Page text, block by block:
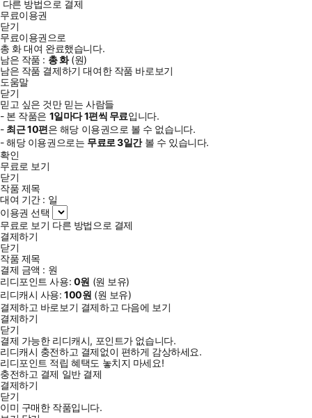
다른 방법으로 결제
무료이용권
닫기
무료이용권으로
총 화대여 완료했습니다.
남은 작품 : 총화(원)
남은 작품 결제하기 대여한 작품 바로보기
도움말
닫기
믿고 싶은 것만 믿는 사람들
- 본 작품은 1일마다1편씩 무료입니다.
- 최근10편은 해당 이용권으로 볼 수 없습니다.
- 해당 이용권으로는 무료로3일간볼 수 있습니다.
확인
무료로 보기
닫기
작품 제목
대여 기간 : 일
이용권 선택
무료로 보기 다른 방법으로 결제
결제하기
닫기
작품 제목
결제 금액 : 원
리디포인트 사용: 0원 (원 보유)
리디캐시 사용:100원 (원 보유)
결제하고 바로보기 결제하고 다음에 보기
결제하기
닫기
결제 가능한 리디캐시, 포인트가 없습니다.
리디캐시 충전하고 결제없이 편하게 감상하세요.
리디포인트 적립 혜택도 놓치지 마세요!
충전하고 결제 일반 결제
결제하기
닫기
이미 구매한 작품입니다.